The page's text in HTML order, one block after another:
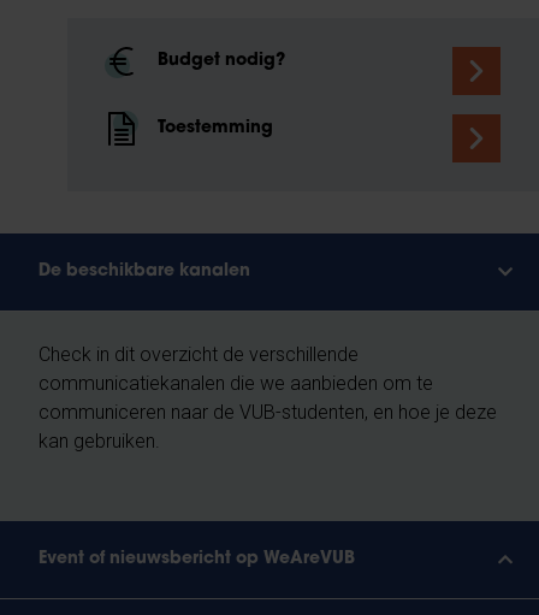
Budget nodig?
Toestemming
De beschikbare kanalen
Check in dit overzicht de verschillende
communicatiekanalen die we aanbieden om te
communiceren naar de VUB-studenten, en hoe je deze
kan gebruiken.
Event of nieuwsbericht op WeAreVUB